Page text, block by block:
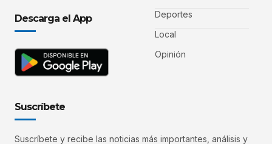
Descarga el App
Deportes
Local
Opinión
Suscríbete
Suscríbete y recibe las noticias más importantes, análisis y